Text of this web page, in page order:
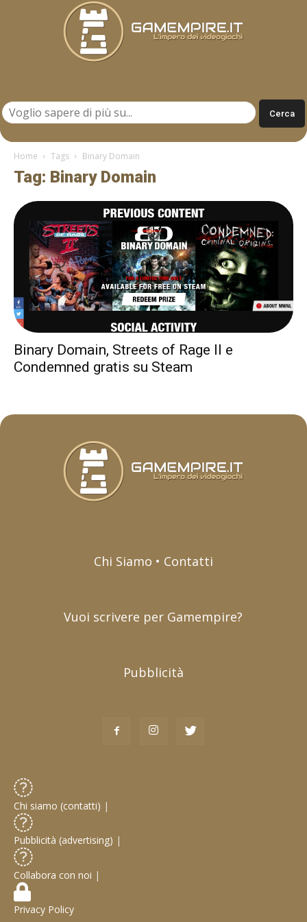
Home Tags Binary Domain
Tag: Binary Domain
Binary Domain, Streets of Rage II e
Condemned gratis su Steam
Chi Siamo • Contatti
Vuoi scrivere per Gamempire?
Pubblicità
Chi siamo (contatti) |
Pubblicità (advertising) |
Collabora con noi |
Privacy Policy